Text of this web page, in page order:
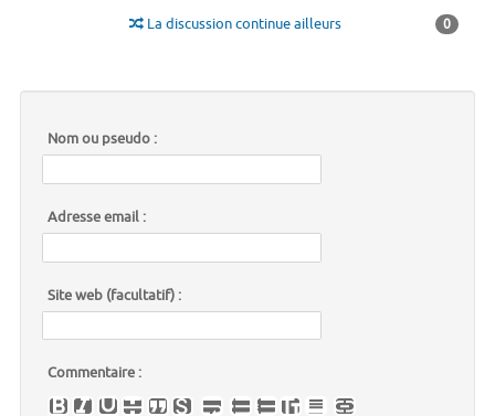
La discussion continue ailleurs 0
Nom ou pseudo :
Adresse email :
Site web (facultatif) :
Commentaire :